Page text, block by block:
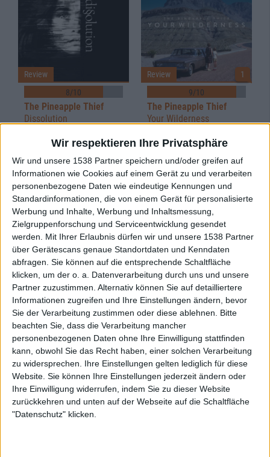
Wir respektieren Ihre Privatsphäre
Wir und unsere 1538 Partner speichern und/oder greifen auf
Informationen wie Cookies auf einem Gerät zu und verarbeiten
personenbezogene Daten wie eindeutige Kennungen und
Standardinformationen, die von einem Gerät für personalisierte
Werbung und Inhalte, Werbung und Inhaltsmessung,
Zielgruppenforschung und Serviceentwicklung gesendet
werden.
Mit Ihrer Erlaubnis dürfen wir und unsere 1538 Partner
über Gerätescans genaue Standortdaten und Kenndaten
abfragen. Sie können auf die entsprechende Schaltfläche
klicken, um der o. a. Datenverarbeitung durch uns und unsere
Partner zuzustimmen. Alternativ können Sie auf detailliertere
Informationen zugreifen und Ihre Einstellungen ändern, bevor
Sie der Verarbeitung zustimmen oder diese ablehnen.
Bitte
beachten Sie, dass die Verarbeitung mancher
personenbezogenen Daten ohne Ihre Einwilligung stattfinden
kann, obwohl Sie das Recht haben, einer solchen Verarbeitung
zu widersprechen. Ihre Einstellungen gelten lediglich für diese
Website. Sie können Ihre Einstellungen jederzeit ändern oder
Ihre Einwilligung widerrufen, indem Sie zu dieser Website
zurückkehren und unten auf der Webseite auf die Schaltfläche
"Datenschutz" klicken.
8/10
Review
The Pineapple Thief
Dissolution
9/10
Review
The Pineapple Thief
1
Your Wilderness
Keine Wertung
Review
The Pineapple Thief
Build A World
8/10
Review
The Pineapple Thief
All The Wars
Review